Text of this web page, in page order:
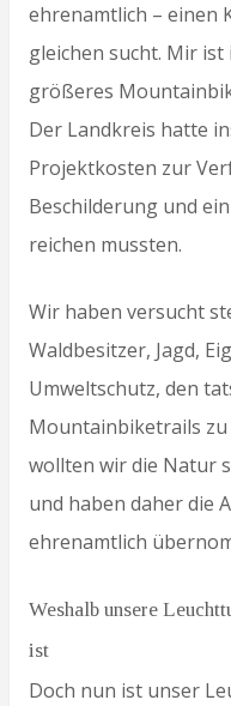
ehrenamtlich – einen
gleichen sucht. Mir
größeres
Der Landkreis hatte
Projektkosten zur
Beschilderung und
reichen mussten.
Wir haben versucht
Waldbesitzer, Jagd,
Umweltschutz, den
Mountainbiketrails
wollten wir die Natur
und haben daher die
ehrenamtlich
Weshalb unsere
ist
Doch nun ist unser